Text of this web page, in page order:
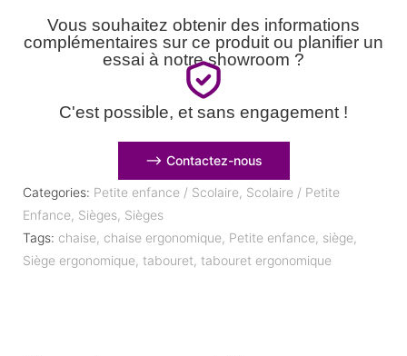
Vous souhaitez obtenir des informations
complémentaires sur ce produit ou planifier un
essai à notre showroom ?
C'est possible, et sans engagement !
⟶ Contactez-nous
Categories: Petite enfance / Scolaire, Scolaire / Petite
Enfance, Sièges, Sièges
Tags: chaise, chaise ergonomique, Petite enfance, siège,
Siège ergonomique, tabouret, tabouret ergonomique